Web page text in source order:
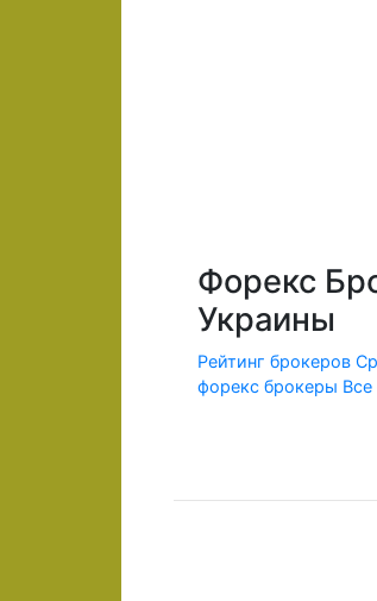
Форекс
Украины
Рейтинг брокеров
форекс брокеры